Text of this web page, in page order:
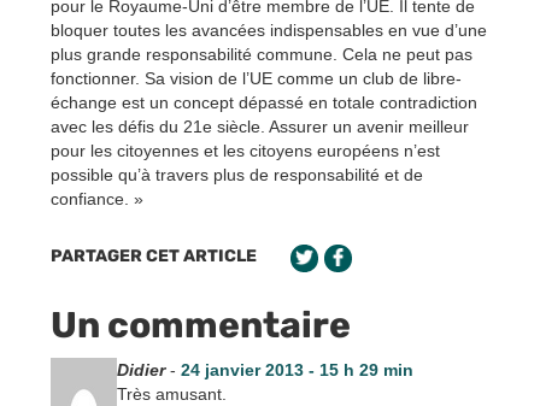
pour le Royaume-Uni d’être membre de l’UE. Il tente de
bloquer toutes les avancées indispensables en vue d’une
plus grande responsabilité commune. Cela ne peut pas
fonctionner. Sa vision de l’UE comme un club de libre-
échange est un concept dépassé en totale contradiction
avec les défis du 21e siècle. Assurer un avenir meilleur
pour les citoyennes et les citoyens européens n’est
possible qu’à travers plus de responsabilité et de
confiance. »
PARTAGER CET ARTICLE
Un commentaire
Didier- 24 janvier 2013 - 15 h 29 min
Très amusant.